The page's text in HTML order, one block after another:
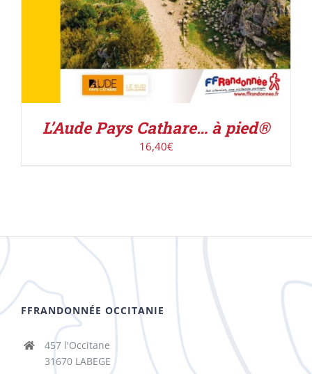
L’Aude Pays Cathare… à pied®
16,40€
FFRANDONNÉE OCCITANIE
457 l'Occitane
31670 LABEGE